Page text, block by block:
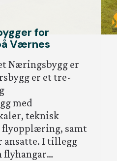
Om oss
for
Værnes
Næringsbygg er
er et tre-
med
teknisk
samt
ansatte. I tillegg
flyhangar…